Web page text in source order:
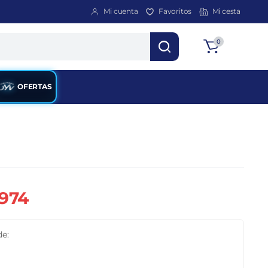
Mi cuenta Favoritos Mi cesta
0
OFERTAS